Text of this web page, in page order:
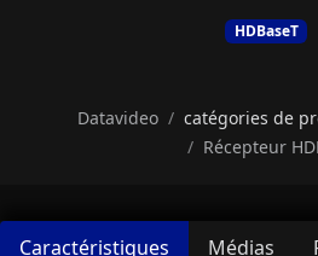
HDBaseT
Datavideo catégories de
Récepteur
Caractéristiques Médias